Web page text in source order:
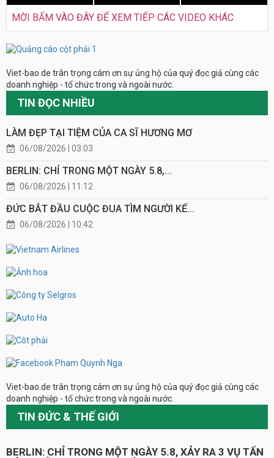
MỜI BẤM VÀO ĐÂY ĐỂ XEM TIẾP CÁC VIDEO KHÁC
Viet-bao.de trân trọng cám ơn sự ủng hộ của quý đọc giả cùng các
doanh nghiệp - tổ chức trong và ngoài nước.
TIN ĐỌC NHIỀU
LÀM ĐẸP TẠI TIỆM CỦA CA SĨ HƯƠNG MƠ
06/08/2026 | 03:03
BERLIN: CHỈ TRONG MỘT NGÀY 5.8,...
06/08/2026 | 11:12
ĐỨC BẮT ĐẦU CUỘC ĐUA TÌM NGƯỜI KẾ...
06/08/2026 | 10:42
Viet-bao.de trân trọng cám ơn sự ủng hộ của quý đọc giả cùng các
doanh nghiệp - tổ chức trong và ngoài nước.
TIN ĐỨC & THẾ GIỚI
BERLIN: CHỈ TRONG MỘT NGÀY 5.8, XẢY RA 3 VỤ TẤN